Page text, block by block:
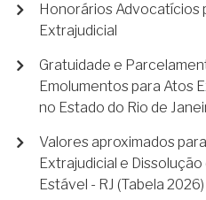
Honorários Advocatícios
Extrajudicial
Gratuidade e
Emolumentos para Atos
no Estado do Rio de
Valores aproximados
Extrajudicial e Dissolução
Estável - RJ (Tabela 2026)